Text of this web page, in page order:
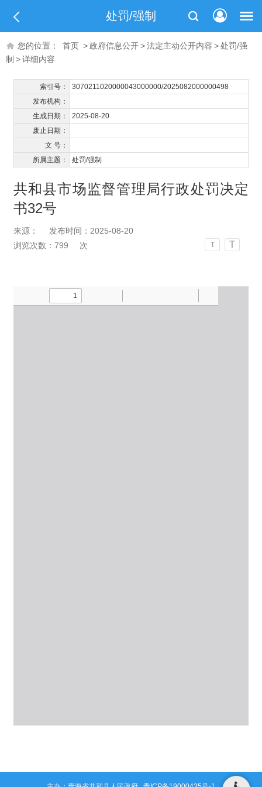
处罚/强制
您的位置： 首页 >政府信息公开>法定主动公开内容 >处罚/强
制 >详细内容
索引号：
3070211020000043000000/2025082000000498
发布机构：
生成日期：
2025-08-20
废止日期：
文 号：
所属主题：
处罚/强制
共和县市场监督管理局行政处罚决定
书32号
来源：
发布时间：2025-08-20
浏览次数： 799 次 T T